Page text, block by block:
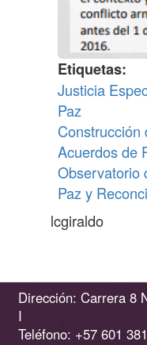
Etiquetas
Justicia
Paz
Construcción
Acuerdos de
Observatorio
Paz y
lcgiraldo
Dirección: Carrera 8
I
Teléfono: +57 601